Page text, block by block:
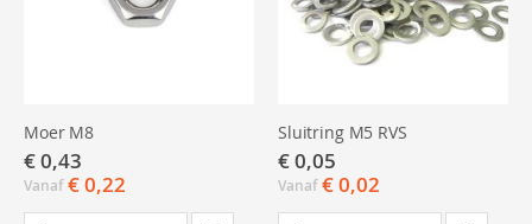
Moer M8
€ 0,43
Vanaf € 0,22
Sluitring M5 RVS
€ 0,05
Vanaf € 0,02